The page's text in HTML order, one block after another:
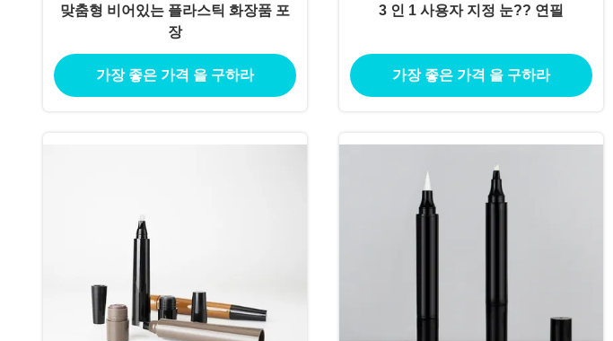
맞춤형 비어있는 플라스틱 화장품 포
장
가장 좋은 가격 을 구하라
3 인 1 사용자 지정 눈?? 연필
가장 좋은 가격 을 구하라